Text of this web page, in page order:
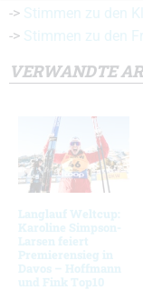
-> Stimmen zu den
-> Stimmen zu den
VERWANDTE
Langlauf Weltcup:
Karoline Simpson-
Larsen feiert
Premierensieg in
Davos – Hoffmann
und Fink Top10